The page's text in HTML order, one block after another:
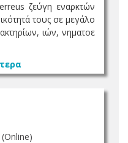
ζεύγη εναρκτών
τους σε μεγάλο
ιών, νηματοε
(Online)